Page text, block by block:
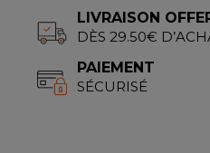
LIVRAISON
DÈS 29.50€
PAIEMENT
SÉCURISÉ